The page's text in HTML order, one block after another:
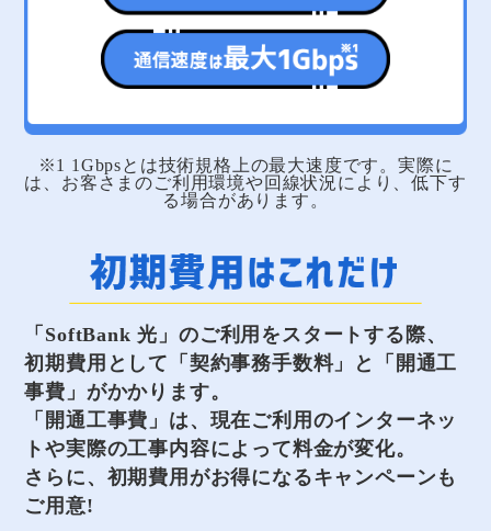
※1 1Gbpsとは技術規格上の最大速度です。実際に
は、お客さまのご利用環境や回線状況により、低下す
る場合があります。
「SoftBank 光」のご利用をスタートする際、
初期費用として「契約事務手数料」と「開通工
事費」がかかります。
「開通工事費」は、現在ご利用のインターネッ
トや実際の工事内容によって料金が変化。
さらに、初期費用がお得になるキャンペーンも
ご用意!